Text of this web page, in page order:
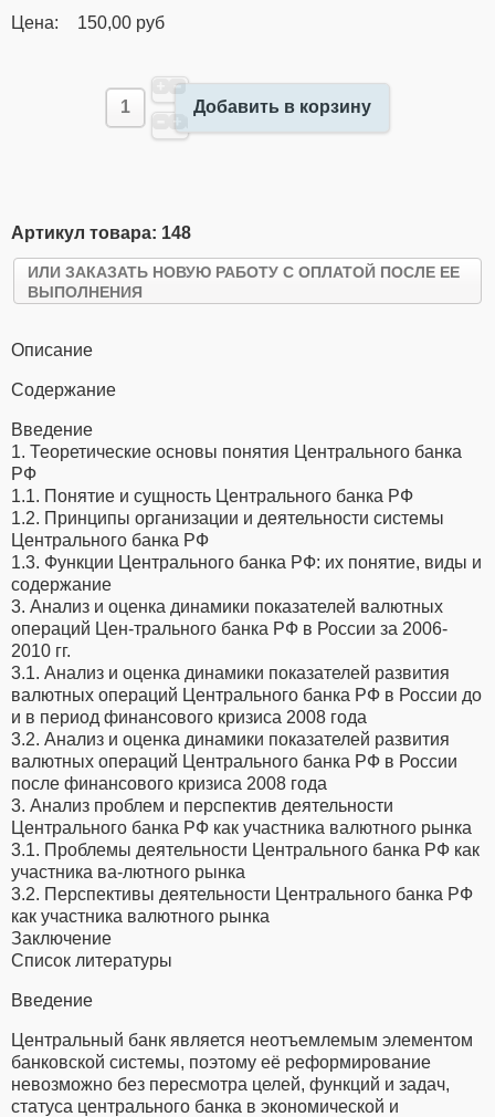
Цена: 150,00 руб
Добавить в корзину
Артикул товара: 148
ИЛИ ЗАКАЗАТЬ НОВУЮ РАБОТУ С ОПЛАТОЙ ПОСЛЕ ЕЕ
ВЫПОЛНЕНИЯ
Описание
Содержание
Введение
1. Теоретические основы понятия Центрального банка
РФ
1.1. Понятие и сущность Центрального банка РФ
1.2. Принципы организации и деятельности системы
Центрального банка РФ
1.3. Функции Центрального банка РФ: их понятие, виды и
содержание
3. Анализ и оценка динамики показателей валютных
операций Цен-трального банка РФ в России за 2006-
2010 гг.
3.1. Анализ и оценка динамики показателей развития
валютных операций Центрального банка РФ в России до
и в период финансового кризиса 2008 года
3.2. Анализ и оценка динамики показателей развития
валютных операций Центрального банка РФ в России
после финансового кризиса 2008 года
3. Анализ проблем и перспектив деятельности
Центрального банка РФ как участника валютного рынка
3.1. Проблемы деятельности Центрального банка РФ как
участника ва-лютного рынка
3.2. Перспективы деятельности Центрального банка РФ
как участника валютного рынка
Заключение
Список литературы
Введение
Центральный банк является неотъемлемым элементом
банковской системы, поэтому её реформирование
невозможно без пересмотра целей, функций и задач,
статуса центрального банка в экономической и